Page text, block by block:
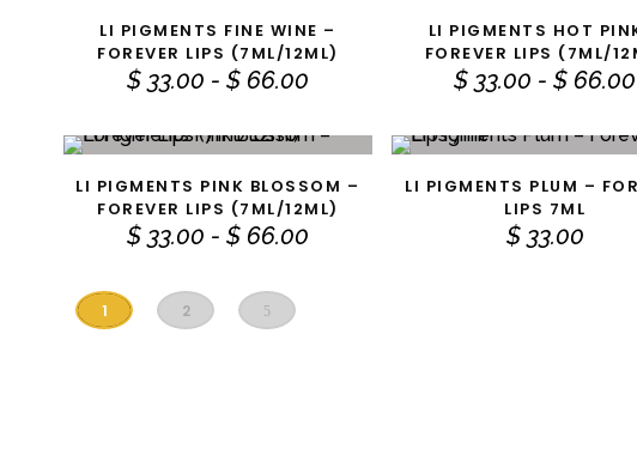
SELECCIONAR OPCIONES
LI PIGMENTS FINE WINE –
FOREVER LIPS (7ML/12ML)
$33.00 - $66.00Rango
desde
$ 33.00
hasta
$ 66.00
SELECCIONAR
LI PIGMENTS HOT
FOREVER LIPS (7ML/
$ 33.00 - $ 66.00
SELECCIONAR OPCIONES
Este producto tiene múltiples variantes. Las opciones se pueden elegir en la página de producto
LI PIGMENTS PINK BLOSSOM –
FOREVER LIPS (7ML/12ML)
$33.00 - $66.00Rango
AÑADIR AL CARRITO
LI PIGMENTS PLUM –
LIPS 7ML
$33.00
1 2